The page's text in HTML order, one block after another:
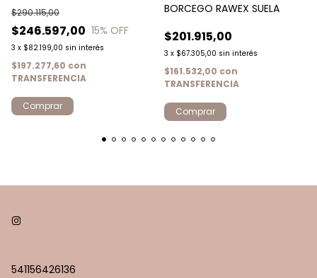
$246.597,00
$290.115,00
15% OFF
3 x $82.199,00 sin interés
$197.277,60 con
TRANSFERENCIA
Comprar
BORCEGO RAWEX SUELA
$201.915,00
3 x $67.305,00 sin interés
$161.532,00 con
TRANSFERENCIA
Comprar
541156426136